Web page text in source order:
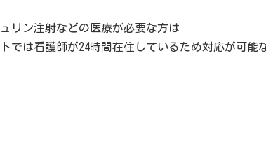
リン注射などの医療が必要な方は
は看護師が24時間在住しているため対応が可能